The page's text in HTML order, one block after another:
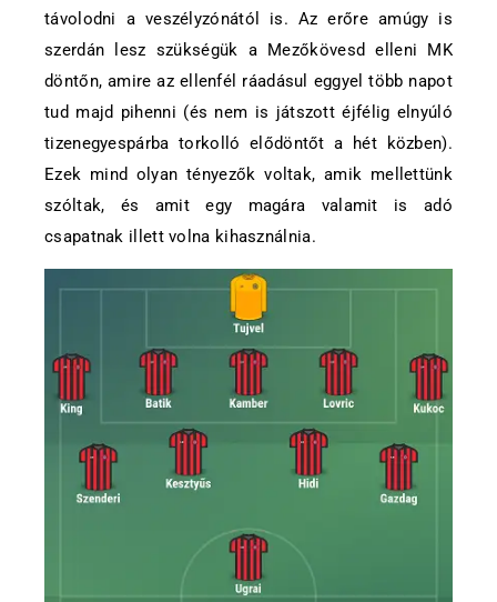
távolodni a veszélyzónától is. Az erőre amúgy is
szerdán lesz szükségük a Mezőkövesd elleni MK
döntőn, amire az ellenfél ráadásul eggyel több napot
tud majd pihenni (és nem is játszott éjfélig elnyúló
tizenegyespárba torkolló elődöntőt a hét közben).
Ezek mind olyan tényezők voltak, amik mellettünk
szóltak, és amit egy magára valamit is adó
csapatnak illett volna kihasználnia.